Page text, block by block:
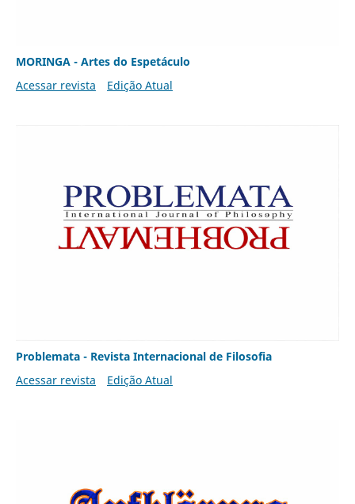
MORINGA - Artes do Espetáculo
Acessar revista
Edição Atual
Problemata - Revista Internacional de Filosofia
Acessar revista
Edição Atual